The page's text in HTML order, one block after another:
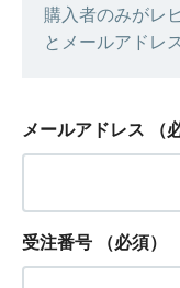
購入者のみがレ
とメールアドレ
メールアドレス （
受注番号 （必須）